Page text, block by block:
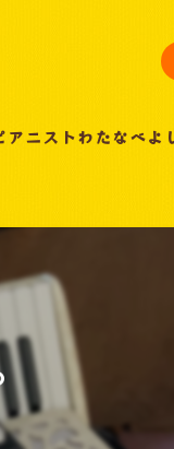
アニストわたなべよ